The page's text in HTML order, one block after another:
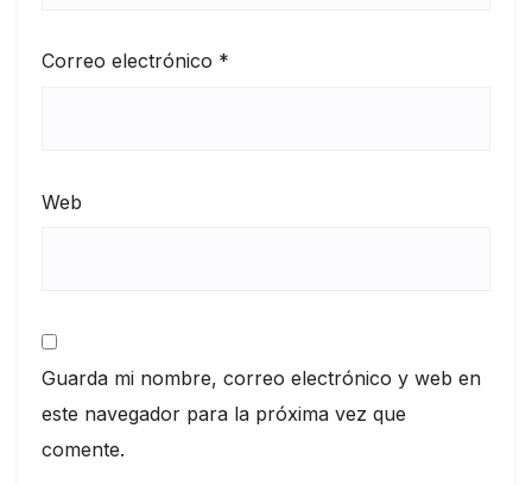
Correo electrónico *
Web
Guarda mi nombre, correo electrónico y web en
este navegador para la próxima vez que
comente.